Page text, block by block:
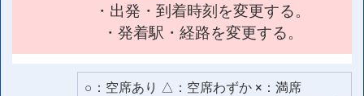
・出発・到着時刻を変更する。
・発着駅・経路を変更する。
○：空席あり △：空席わずか ×：満席